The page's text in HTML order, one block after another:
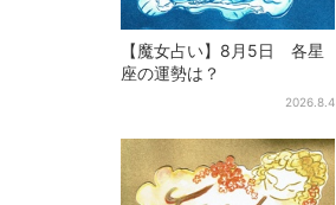
【魔女占い】8月5日 各星
座の運勢は？
2026.8.4